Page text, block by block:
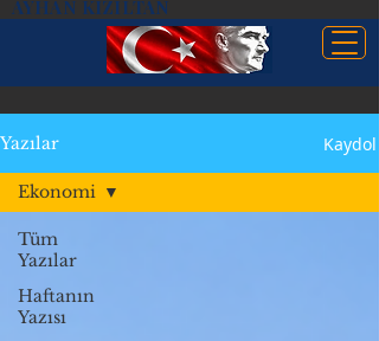
AYHAN KIZILTAN
Yazılar Kaydol
Tüm
Yazılar
Haftanın
Yazısı
Ekonomi